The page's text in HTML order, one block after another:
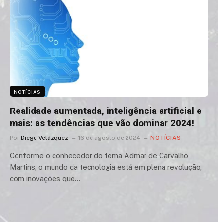
NOTÍCIAS
Realidade aumentada, inteligência artificial e
mais: as tendências que vão dominar 2024!
Por Diego Velázquez 16 de agosto de 2024 NOTÍCIAS
Conforme o conhecedor do tema Admar de Carvalho
Martins, o mundo da tecnologia está em plena revolução,
com inovações que…